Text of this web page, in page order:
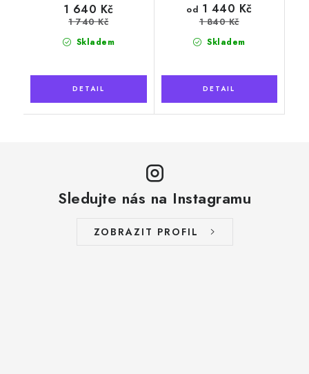
Skladem
1 640 Kč
1 740 Kč
Skladem
od 1 440 Kč
1 840 Kč
Sledujte nás na Instagramu
ZOBRAZIT PROFIL